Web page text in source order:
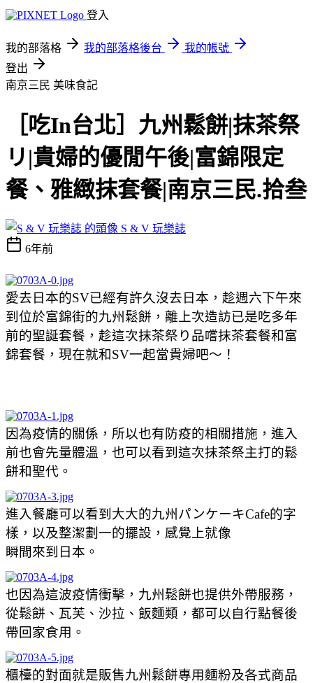
登入
我的部落格 我的部落格後台
我的帳號
登出
南京三民 美味食記
［吃In台北］九州鬆餅|抹茶祭
リ|貴婦的優閒午後|富錦限定
餐、雅緻抹套餐|南京三民.拾叁
S & V 玩樂誌
6年前
愛去日本的SV已經有許久沒去日本，趁週六下午來
到位於富錦街的九州鬆餅，離上次造訪已是吃多年
前的聖誕套餐，趁這次抹茶祭り品嚐抹茶套餐和富
錦套餐，現在就和SV一起當貴婦吧～！
因為疫情的關係，所以也有防疫的相關措施，進入
前也會先量體溫，也可以看到這次抹茶祭主打的鬆
餅和聖代。
進入餐廳可以看到大大的九州パンケーキCafe的字
樣，以及整潔劃一的擺設，感覺上就像
瞬間來到日本。
也因為這波疫情衝擊，九州鬆餅也提供外帶服務，
從鬆餅、瓦芙、沙拉、飯麵類，都可以自行點餐後
帶回家食用。
櫃檯的對面就是販售九州鬆餅專用麵粉及各式商品